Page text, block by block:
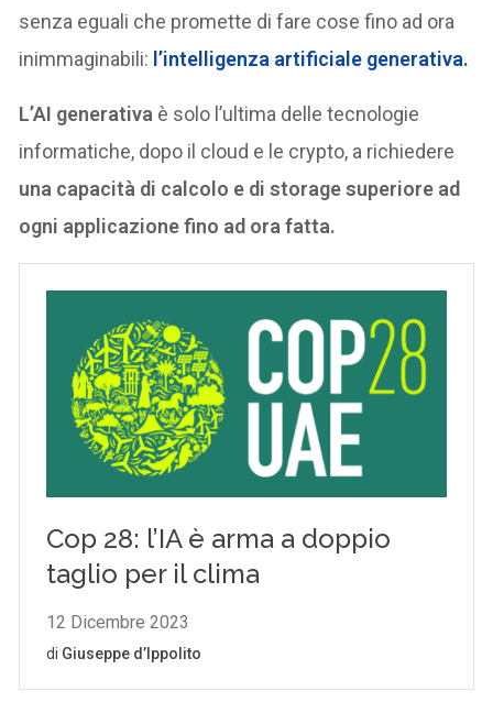
senza eguali che promette di fare cose fino ad ora
inimmaginabili: l’intelligenza artificiale generativa.
L’AI generativa è solo l’ultima delle tecnologie
informatiche, dopo il cloud e le crypto, a richiedere
una capacità di calcolo e di storage superiore ad
ogni applicazione fino ad ora fatta.